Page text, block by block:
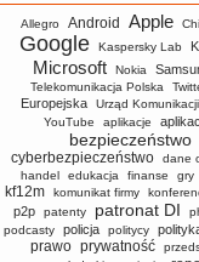
Allegro Android Apple
Google Kaspersky Lab
Microsoft Nokia
Telekomunikacja Polska
Europejska
Urząd
YouTube aplikacje
bezpieczeństwo
cyberbezpieczeństwo dane
handel
edukacja finanse gry
kf12m komunikat firmy
p2p patenty patronat DI
podcasty policja politycy
prawo prywatność